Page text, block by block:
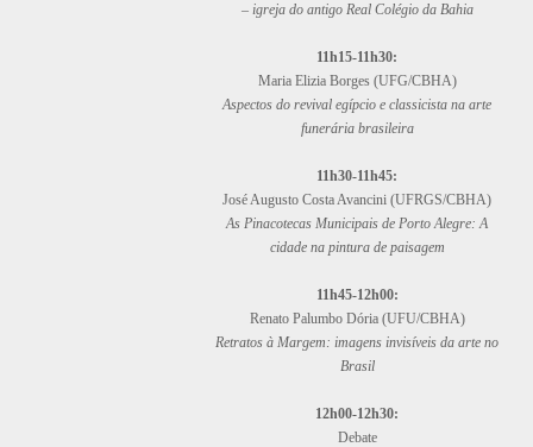
– igreja do antigo Real Colégio da Bahia
11h15-11h30:
Maria Elizia Borges (UFG/CBHA)
Aspectos do revival egípcio e classicista na arte
funerária brasileira
11h30-11h45:
José Augusto Costa Avancini (UFRGS/CBHA)
As Pinacotecas Municipais de Porto Alegre: A
cidade na pintura de paisagem
11h45-12h00:
Renato Palumbo Dória (UFU/CBHA)
Retratos à Margem: imagens invisíveis da arte no
Brasil
12h00-12h30:
Debate